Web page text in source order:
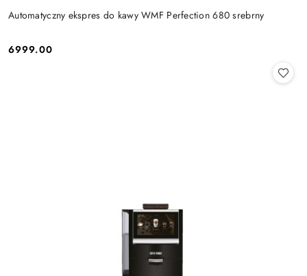
Automatyczny ekspres do kawy WMF Perfection 680 srebrny
Cena:
6999.00